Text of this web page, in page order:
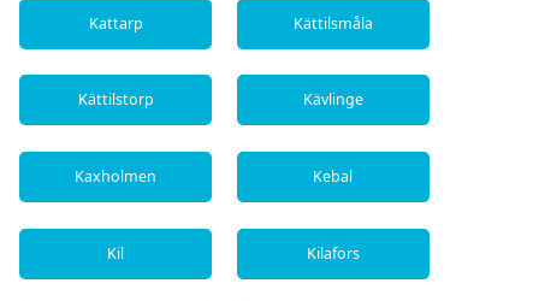
Kattarp Kättilsmåla
Kättilstorp Kävlinge
Kaxholmen Kebal
Kil Kilafors